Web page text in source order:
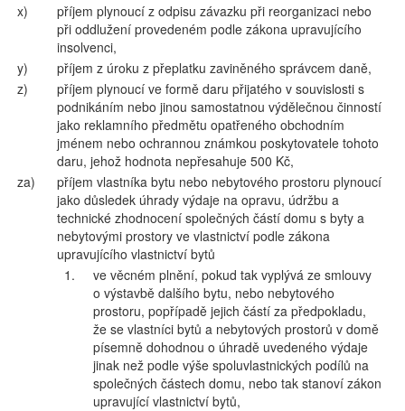
x)
příjem plynoucí z odpisu závazku při reorganizaci nebo
při oddlužení provedeném podle zákona upravujícího
insolvenci,
y)
příjem z úroku z přeplatku zaviněného správcem daně,
z)
příjem plynoucí ve formě daru přijatého v souvislosti s
podnikáním nebo jinou samostatnou výdělečnou činností
jako reklamního předmětu opatřeného obchodním
jménem nebo ochrannou známkou poskytovatele tohoto
daru, jehož hodnota nepřesahuje 500 Kč,
za)
příjem vlastníka bytu nebo nebytového prostoru plynoucí
jako důsledek úhrady výdaje na opravu, údržbu a
technické zhodnocení společných částí domu s byty a
nebytovými prostory ve vlastnictví podle zákona
upravujícího vlastnictví bytů
1.
ve věcném plnění, pokud tak vyplývá ze smlouvy
o výstavbě dalšího bytu, nebo nebytového
prostoru, popřípadě jejich částí za předpokladu,
že se vlastníci bytů a nebytových prostorů v domě
písemně dohodnou o úhradě uvedeného výdaje
jinak než podle výše spoluvlastnických podílů na
společných částech domu, nebo tak stanoví zákon
upravující vlastnictví bytů,